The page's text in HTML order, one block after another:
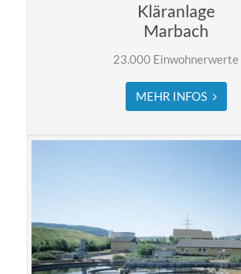
Kläranlage
Marbach
23.000 Einwohnerwerte
MEHR INFOS